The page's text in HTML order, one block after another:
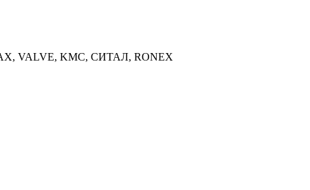
VALVE, KMC, СИТАЛ, RONEX